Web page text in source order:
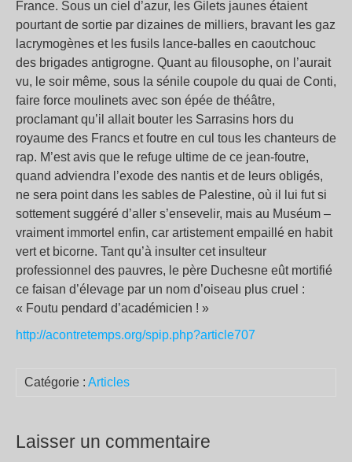
France. Sous un ciel d’azur, les Gilets jaunes étaient
pourtant de sortie par dizaines de milliers, bravant les gaz
lacrymogènes et les fusils lance-balles en caoutchouc
des brigades antigrogne. Quant au filousophe, on l’aurait
vu, le soir même, sous la sénile coupole du quai de Conti,
faire force moulinets avec son épée de théâtre,
proclamant qu’il allait bouter les Sarrasins hors du
royaume des Francs et foutre en cul tous les chanteurs de
rap. M’est avis que le refuge ultime de ce jean-foutre,
quand adviendra l’exode des nantis et de leurs obligés,
ne sera point dans les sables de Palestine, où il lui fut si
sottement suggéré d’aller s’ensevelir, mais au Muséum –
vraiment immortel enfin, car artistement empaillé en habit
vert et bicorne. Tant qu’à insulter cet insulteur
professionnel des pauvres, le père Duchesne eût mortifié
ce faisan d’élevage par un nom d’oiseau plus cruel :
« Foutu pendard d’académicien ! »
http://acontretemps.org/spip.php?article707
Catégorie : Articles
Laisser un commentaire